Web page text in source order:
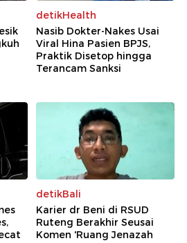
detikHealth
Nasib Dokter-Nakes Usai
Viral Hina Pasien BPJS,
Praktik Disetop hingga
Terancam Sanksi
detikBali
Karier dr Beni di RSUD
Ruteng Berakhir Seusai
Komen 'Ruang Jenazah